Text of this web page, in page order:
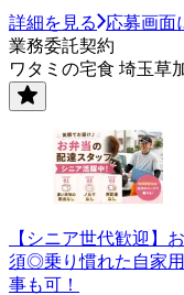
詳細を見る
応募画面
業務委託契約
ワタミの宅食 埼玉草
【シニア世代歓迎】
須◎乗り慣れた自家
事も可！